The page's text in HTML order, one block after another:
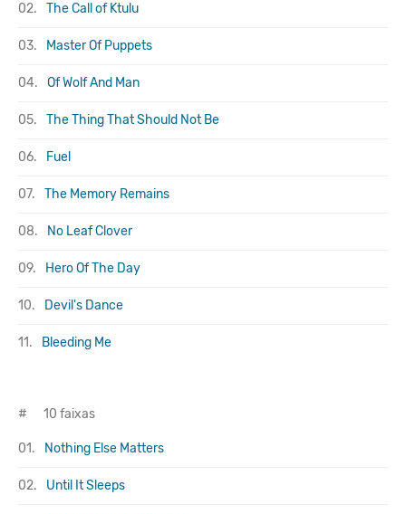
02. The Call of Ktulu
03. Master Of Puppets
04. Of Wolf And Man
05. The Thing That Should Not Be
06. Fuel
07. The Memory Remains
08. No Leaf Clover
09. Hero Of The Day
10. Devil's Dance
11. Bleeding Me
# 10 faixas
01. Nothing Else Matters
02. Until It Sleeps